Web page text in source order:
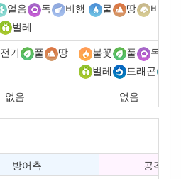
얼음 독
비행
벌레
물 땅 바위
전기 풀 땅 불꽃 풀 독
벌레
드래곤
없음 없음
방어측
공격측